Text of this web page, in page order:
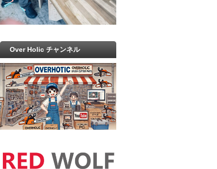
Over Holic チャンネル